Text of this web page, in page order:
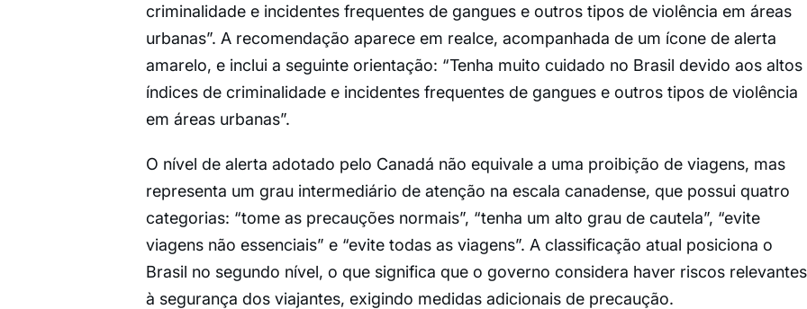
criminalidade e incidentes frequentes de gangues e outros tipos de violência em áreas
urbanas”. A recomendação aparece em realce, acompanhada de um ícone de alerta
amarelo, e inclui a seguinte orientação: “Tenha muito cuidado no Brasil devido aos altos
índices de criminalidade e incidentes frequentes de gangues e outros tipos de violência
em áreas urbanas”.
O nível de alerta adotado pelo Canadá não equivale a uma proibição de viagens, mas
representa um grau intermediário de atenção na escala canadense, que possui quatro
categorias: “tome as precauções normais”, “tenha um alto grau de cautela”, “evite
viagens não essenciais” e “evite todas as viagens”. A classificação atual posiciona o
Brasil no segundo nível, o que significa que o governo considera haver riscos relevantes
à segurança dos viajantes, exigindo medidas adicionais de precaução.